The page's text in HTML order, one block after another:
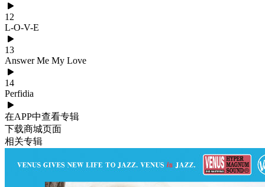
12
L-O-V-E
13
Answer Me My Love
14
Perfidia
在APP中查看专辑
下载商城页面
相关专辑